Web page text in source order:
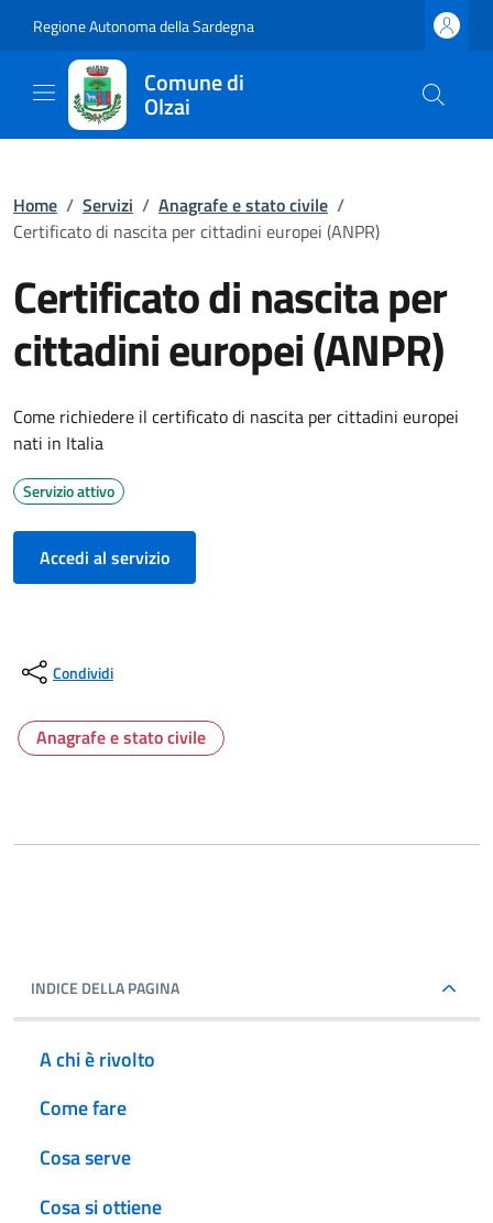
Regione Autonoma della Sardegna
Comune di
Olzai
Home / Servizi / Anagrafe e stato civile /
Certificato di nascita per cittadini europei (ANPR)
Certificato di nascita per
cittadini europei (ANPR)
Come richiedere il certificato di nascita per cittadini europei
nati in Italia
Servizio attivo
Accedi al servizio
Condividi
Anagrafe e stato civile
INDICE DELLA PAGINA
A chi è rivolto
Come fare
Cosa serve
Cosa si ottiene